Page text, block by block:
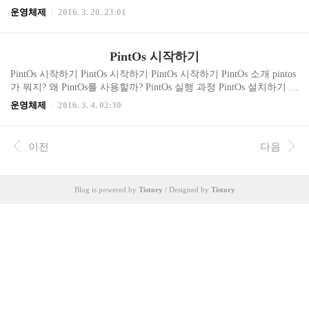
르지? 어떻게 여러 개의 프로세스가 동시에 실행될 수 있을까? 프로
드로이드 설정창의 어플리케이션 메뉴를 클릭했을 때 나타나는 화
면입니다. 프로세스란 단어가 등장하는데 프로그램이란 단어가 있
는데 왜 굳이 프로세스라고 하는지 궁금하지 않으셨나요? 저는 안드
로이드와 서버 개발을 해봤는데 프로세스란 단어는 개발을 할 때 정
말 자주 만나게 됩니다. 그 때마다 대충 뭐 실행중인걸 프로세..
운영체제 2016. 3. 20. 23:01
PintOs 시작하기
PintOs 시작하기 PintOs 시작하기 PintOs 시작하기 PintOs 소개 pintos
가 뭐지? 왜 PintOs를 사용할까? PintOs 실행 과정 PintOs 설치하기 1.
Ubuntu 환경 준비하기 2. gcc-4.4 설치 3. bochs 설치 4. PintOs 설치 Pi
이며 Bochs나 QEMU같은 x86 시뮬레이터를 사용해서 작동합니다. x
86 아키텍처는 인텔이 개발한 마이크로 프로세서 계열과 이 프로세
운영체제 2016. 3. 4. 02:30
이전 다음
Blog is powered by Tistory / Designed by Tistory